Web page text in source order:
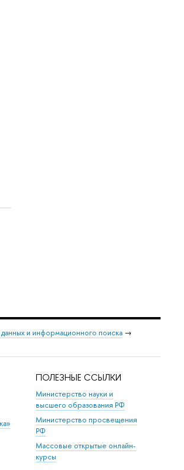
и информационного поиска →
ПОЛЕЗНЫЕ ССЫЛКИ
Министерство науки и
высшего образования РФ
Министерство просвещения
РФ
Массовые открытые онлайн-
курсы